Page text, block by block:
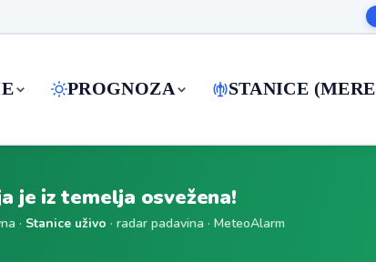
PROGNOZA STANICE
je iz temelja osvežena!
· Stanice uživo · radar padavina · MeteoAlarm